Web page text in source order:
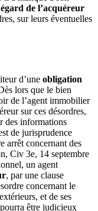
de l’acquéreur
sur leurs éventuelles
d’une obligation
lors que le bien
de l’agent immobilier
sur ces désordres,
des informations
de jurisprudence
arrêt concernant des
Civ 3e, 14 septembre
un agent
, par une clause
concernant le
et de ses
être judicieux